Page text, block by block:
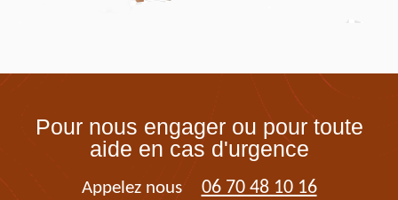
Pour nous engager ou pour toute
aide en cas d'urgence
Appelez nous 06 70 48 10 16